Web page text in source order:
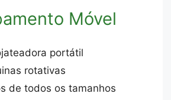
Móvel
portátil
rotativas
de todos os tamanhos